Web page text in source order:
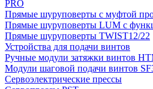
PRO
Прямые шуруповерты с муфтой
Прямые шуруповерты LUM с
Прямые шуруповерты TWIST12/22
Устройства для подачи винтов
Ручные модули затяжки винтов
Модули шаговой подачи винтов
Сервоэлектрические прессы